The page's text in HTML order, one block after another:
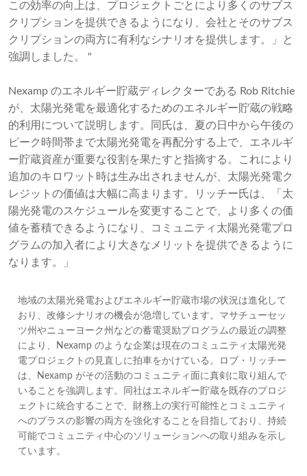
この効率の向上は、プロジェクトごとにより多くのサブス
クリプションを提供できるようになり、会社とそのサブス
クリプションの両方に有利なシナリオを提供します。」と
強調しました。 "
Nexamp のエネルギー貯蔵ディレクターである Rob Ritchie
が、太陽光発電を最適化するためのエネルギー貯蔵の戦略
的利用について説明します。同氏は、夏の日中から午後の
ピーク時間帯まで太陽光発電を再配分する上で、エネルギ
ー貯蔵資産が重要な役割を果たすと指摘する。これにより
追加のキロワット時は生み出されませんが、太陽光発電ク
レジットの価値は大幅に高まります。リッチー氏は、「太
陽光発電のスケジュールを変更することで、より多くの価
値を蓄積できるようになり、コミュニティ太陽光発電プロ
グラムの加入者により大きなメリットを提供できるように
なります。」
地域の太陽光発電およびエネルギー貯蔵市場の状況は進化して
おり、改修シナリオの機会が急増しています。マサチューセッ
ツ州やニューヨーク州などの蓄電奨励プログラムの最近の調整
により、Nexamp のような企業は現在のコミュニティ太陽光発
電プロジェクトの見直しに拍車をかけている。ロブ・リッチー
は、Nexamp がその活動のコミュニティ面に真剣に取り組んで
いることを強調します。同社はエネルギー貯蔵を既存のプロジ
ェクトに統合することで、財務上の実行可能性とコミュニティ
へのプラスの影響の両方を強化することを目指しており、持続
可能でコミュニティ中心のソリューションへの取り組みを示し
ています。